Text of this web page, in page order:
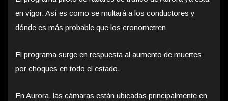
en vigor. Así es como se multará a los conductores y
dónde es más probable que los cronometren
El programa surge en respuesta al aumento de muertes
por choques en todo el estado.
En Aurora, las cámaras están ubicadas principalmente en